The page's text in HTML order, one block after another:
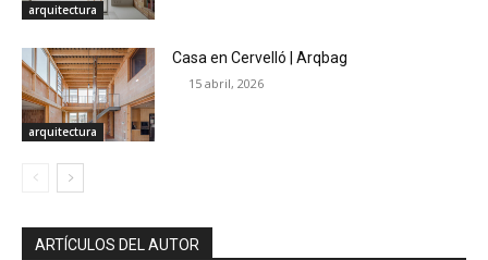
arquitectura
arquitectura
Casa en Cervelló | Arqbag
15 abril, 2026
ARTÍCULOS DEL AUTOR